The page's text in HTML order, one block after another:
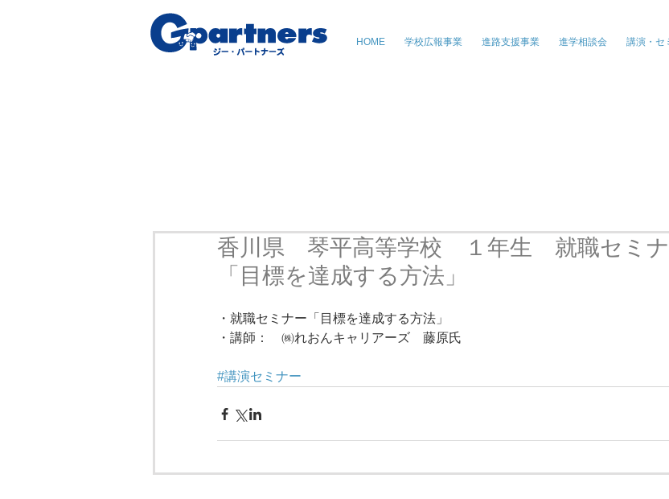
HOME 学校広報事業 進路支援事業 進学相談会 講演・セ
香川県 琴平高等学校 １年生 就職セミ
「目標を達成する方法」
・就職セミナー「目標を達成する方法」
・講師：　㈱れおんキャリアーズ　藤原氏
#講演セミナー